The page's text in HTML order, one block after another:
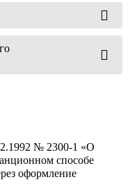
№ 2300-1 «О
способе
оформление